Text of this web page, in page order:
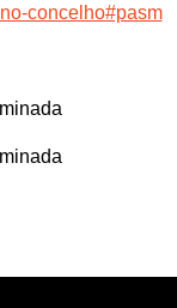
concelho#pasm